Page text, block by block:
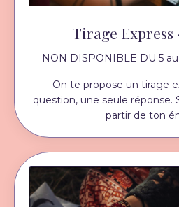
Tirage Express
NON DISPONIBLE DU 5
On te propose un tirage
question, une seule réponse.
partir de ton